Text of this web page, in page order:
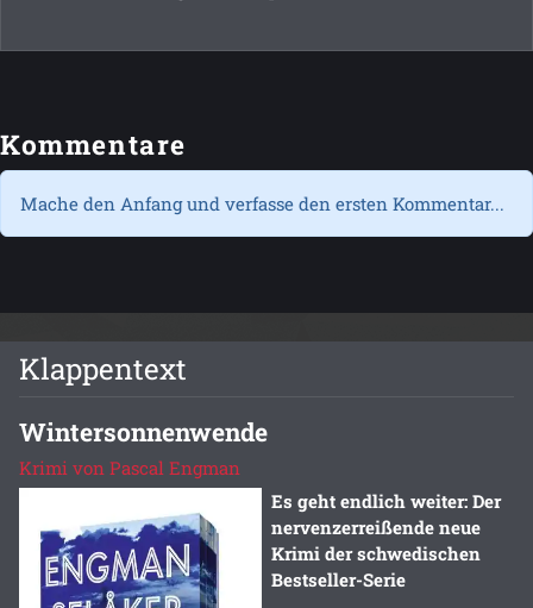
Kommentare
Mache den Anfang und verfasse den ersten Kommentar...
Klappentext
Wintersonnenwende
Krimi von Pascal Engman
Es geht endlich weiter: Der
nervenzerreißende neue
Krimi der schwedischen
Bestseller-Serie